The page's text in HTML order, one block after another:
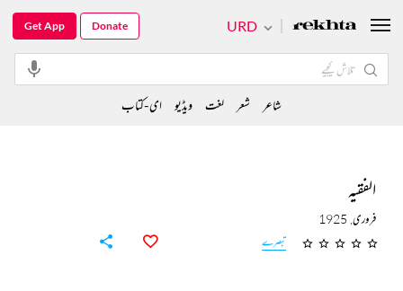
الفقیہ
فروری, 1925
تبصرے
URD
Get App Donate
شاعر شعر لغت ویڈیو ای-کتاب